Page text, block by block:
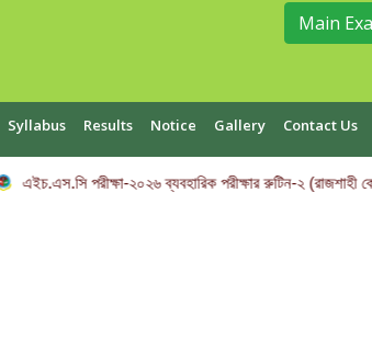
Main
Syllabus Results Notice Gallery Contact Us
এইচ.এস.সি পরীক্ষা-২০২৬ ব্যবহারিক পরীক্ষার রুটিন-২ (রাজশাহী